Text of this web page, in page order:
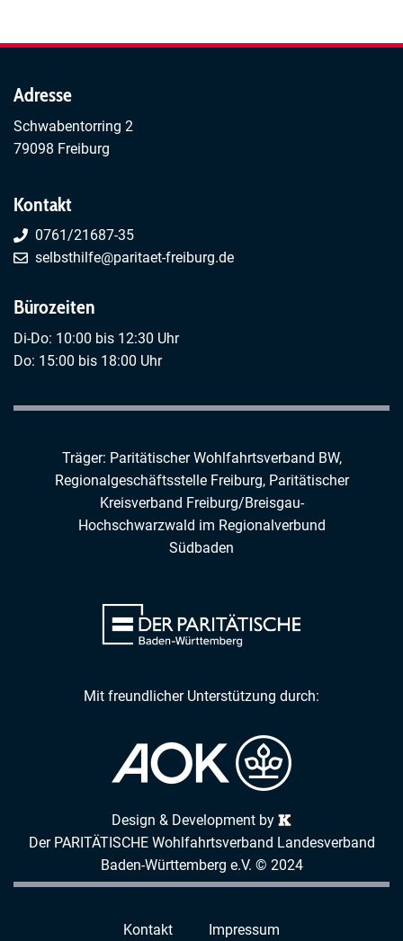
Adresse
Schwabentorring 2
79098 Freiburg
Kontakt
0761/21687-35
selbsthilfe@paritaet-freiburg.de
Bürozeiten
Di-Do: 10:00 bis 12:30 Uhr
Do: 15:00 bis 18:00 Uhr
Träger: Paritätischer Wohlfahrtsverband BW,
Regionalgeschäftsstelle Freiburg, Paritätischer
Kreisverband Freiburg/Breisgau-
Hochschwarzwald im Regionalverbund
Südbaden
Mit freundlicher Unterstützung durch:
Design & Development by
Der PARITÄTISCHE Wohlfahrtsverband Landesverband
Baden-Württemberg e.V. © 2024
Kontakt Impressum